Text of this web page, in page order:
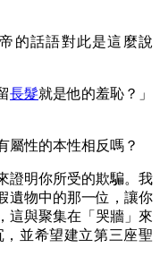
的話語對此是這麼說
長髮就是他的羞恥？」
屬性的本性相反嗎？
證明你所受的欺騙。我
遺物中的那一位，讓你
這與聚集在「哭牆」來
並希望建立第三座聖